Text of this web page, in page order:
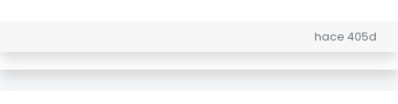
hace 405d